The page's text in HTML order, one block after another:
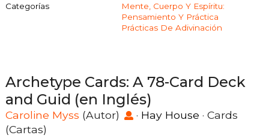
Categorías
Mente, Cuerpo Y Espíritu:
Pensamiento Y Práctica
Prácticas De Adivinación
Archetype Cards: A 78-Card Deck
and Guid (en Inglés)
Caroline Myss (Autor) · Hay House · Cards
(Cartas)